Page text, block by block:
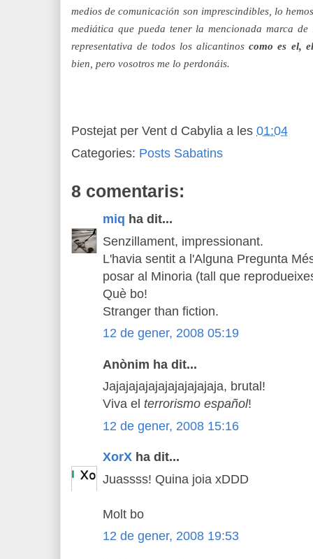
medios de comunicación son imprescindibles, lo
mediática que pueda tener la mencionada marca
representativa de todos los alicantinoscomo es el,
bien, pero vosotros me lo perdonáis.
Postejat per Vent d Cabylia a les 01:04
Categories: Posts Sabatins
8 comentaris:
miq ha dit...
Senzillament, impressionant.
L'havia sentit a l'Alguna Pregunta
posar al Minoria (tall que
Què bo!
Stranger than fiction.
12 de gener, 2008 05:19
Anònim ha dit...
Jajajajajajajajajajajaja, brutal!
Viva el terrorismo español!
12 de gener, 2008 15:16
XorX ha dit...
Juassss! Quina joia xDDD
Molt bo
12 de gener, 2008 19:53